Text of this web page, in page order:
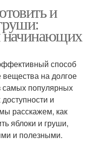
и
начинающих
способ
на долгое
самых популярных
и
расскажем, как
яблоки и груши,
и полезными.